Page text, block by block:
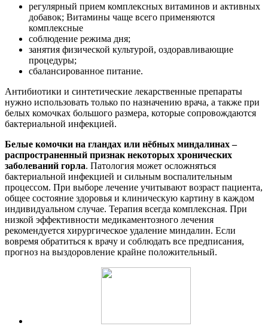
регулярный прием комплексных витаминов и активных
добавок; Витамины чаще всего применяются
комплексные
соблюдение режима дня;
занятия физической культурой, оздоравливающие
процедуры;
сбалансированное питание.
Антибиотики и синтетические лекарственные препараты
нужно использовать только по назначению врача, а также при
белых комочках большого размера, которые сопровождаются
бактериальной инфекцией.
Белые комочки на гландах или нёбных миндалинах –
распространенный признак некоторых хронических
заболеваний горла. Патология может осложняться
бактериальной инфекцией и сильным воспалительным
процессом. При выборе лечение учитывают возраст пациента,
общее состояние здоровья и клиническую картину в каждом
индивидуальном случае. Терапия всегда комплексная. При
низкой эффективности медикаментозного лечения
рекомендуется хирургическое удаление миндалин. Если
вовремя обратиться к врачу и соблюдать все предписания,
прогноз на выздоровление крайне положительный.